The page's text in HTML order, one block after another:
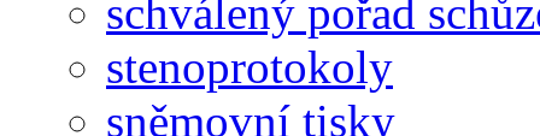
schválený pořad
stenoprotokoly
sněmovní tisky